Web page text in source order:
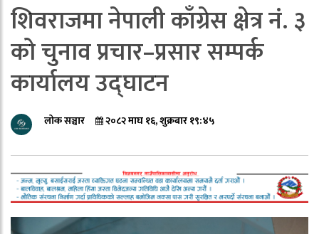
शिवराजमा नेपाली काँग्रेस क्षेत्र नं. ३
को चुनाव प्रचार–प्रसार सम्पर्क
कार्यालय उद्घाटन
लोक सञ्चार २०८२ माघ १६, शुक्रबार १९:४५